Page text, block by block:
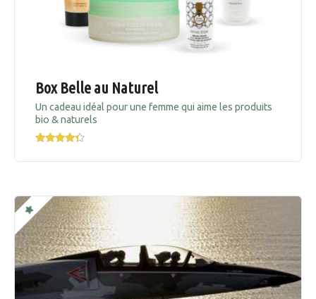
Box Belle au Naturel
Un cadeau idéal pour une femme qui aime les produits
bio & naturels